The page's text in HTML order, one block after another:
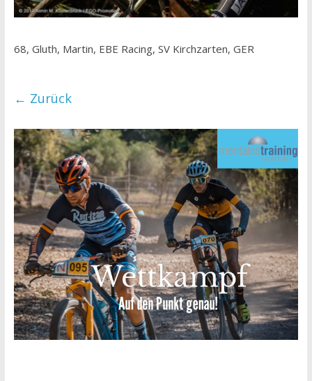
68, Gluth, Martin, EBE Racing, SV Kirchzarten, GER
← Zurück